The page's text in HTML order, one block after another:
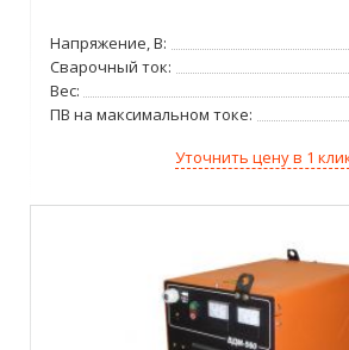
Напряжение, В:
Сварочный ток:
Вес:
ПВ на максимальном токе:
Уточнить цену в 1